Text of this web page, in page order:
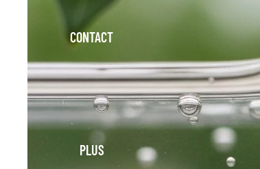
CONTACT
PLUS